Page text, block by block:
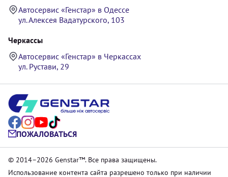
Автосервис «Генстар» в Одессе
ул. Алексея Вадатурского, 103
Черкассы
Автосервис «Генстар» в Черкассах
ул. Рустави, 29
ПОЖАЛОВАТЬСЯ
© 2014–2026 Genstar™. Все права защищены.
Использование контента сайта разрешено только при наличии